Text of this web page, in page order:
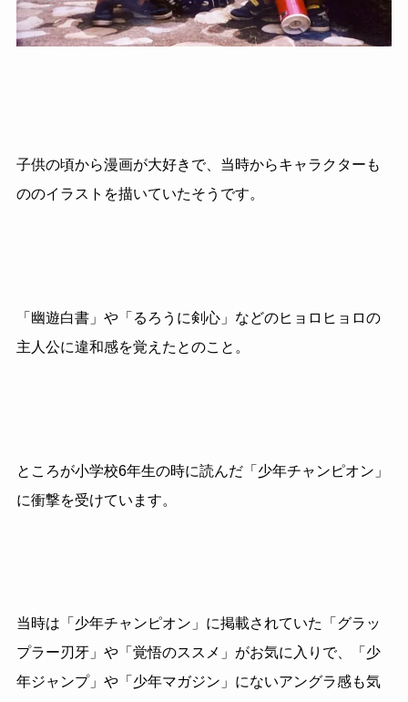
子供の頃から漫画が大好きで、当時からキャラクターも
ののイラストを描いていたそうです。
「幽遊白書」や「るろうに剣心」などのヒョロヒョロの
主人公に違和感を覚えたとのこと。
ところが小学校6年生の時に読んだ「少年チャンピオン」
に衝撃を受けています。
当時は「少年チャンピオン」に掲載されていた「グラッ
プラー刃牙」や「覚悟のススメ」がお気に入りで、「少
年ジャンプ」や「少年マガジン」にないアングラ感も気